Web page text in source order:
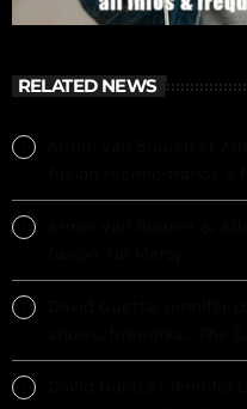
RELATED NEWS